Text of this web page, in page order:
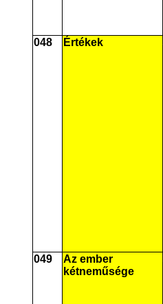
048 Értékek
049
Az ember
kétneműsége